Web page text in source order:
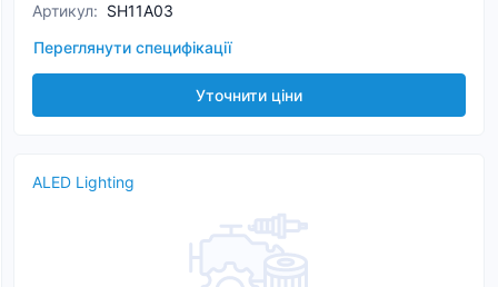
Артикул: SH11A03
Переглянути специфікації
Уточнити ціни
ALED Lighting